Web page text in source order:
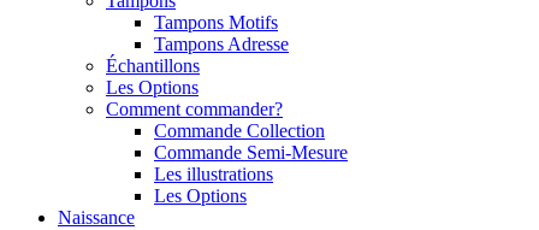
Tampons Motifs
Tampons Adresse
Échantillons
Les Options
Comment commander?
Commande Collection
Commande Semi-Mesure
Les illustrations
Les Options
Naissance